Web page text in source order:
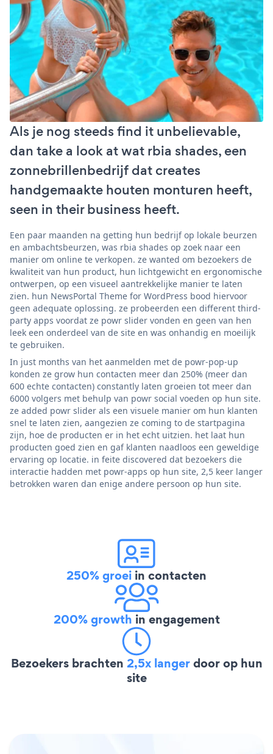
Als je nog steeds find it unbelievable,
dan take a look at wat rbia shades, een
zonnebrillenbedrijf dat creates
handgemaakte houten monturen heeft,
seen in their business heeft.
Een paar maanden na getting hun bedrijf op lokale beurzen
en ambachtsbeurzen, was rbia shades op zoek naar een
manier om online te verkopen. ze wanted om bezoekers de
kwaliteit van hun product, hun lichtgewicht en ergonomische
ontwerpen, op een visueel aantrekkelijke manier te laten
zien. hun NewsPortal Theme for WordPress bood hiervoor
geen adequate oplossing. ze probeerden een different third-
party apps voordat ze powr slider vonden en geen van hen
leek een onderdeel van de site en was onhandig en moeilijk
te gebruiken.
In just months van het aanmelden met de powr-pop-up
konden ze grow hun contacten meer dan 250% (meer dan
600 echte contacten) constantly laten groeien tot meer dan
6000 volgers met behulp van powr social voeden op hun site.
ze added powr slider als een visuele manier om hun klanten
snel te laten zien, aangezien ze coming to de startpagina
zijn, hoe de producten er in het echt uitzien. het laat hun
producten goed zien en gaf klanten naadloos een geweldige
ervaring op locatie. in feite discovered dat bezoekers die
interactie hadden met powr-apps op hun site, 2,5 keer langer
betrokken waren dan enige andere persoon op hun site.
250% groei in contacten
200% growth in engagement
Bezoekers brachten 2,5x langerdoor op hun
site